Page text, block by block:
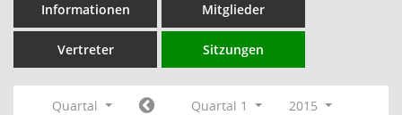
Informationen Mitglieder
Vertreter Sitzungen
Quartal Quartal 1
2015